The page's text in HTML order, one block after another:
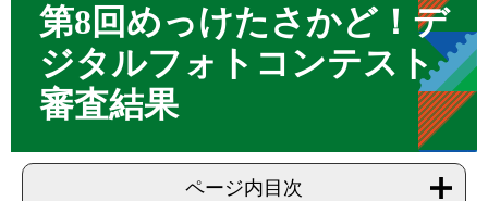
第8回めっけたさかど！デ
ジタルフォトコンテスト
審査結果
ページ内目次